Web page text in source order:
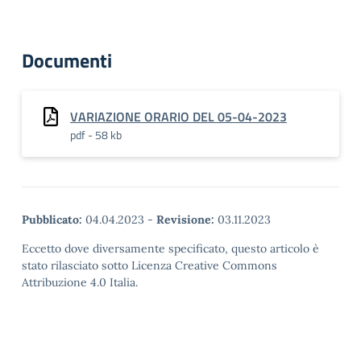
Documenti
VARIAZIONE ORARIO DEL 05-04-2023
pdf - 58 kb
Pubblicato: 04.04.2023 - Revisione: 03.11.2023
Eccetto dove diversamente specificato, questo articolo è
stato rilasciato sotto Licenza Creative Commons
Attribuzione 4.0 Italia.